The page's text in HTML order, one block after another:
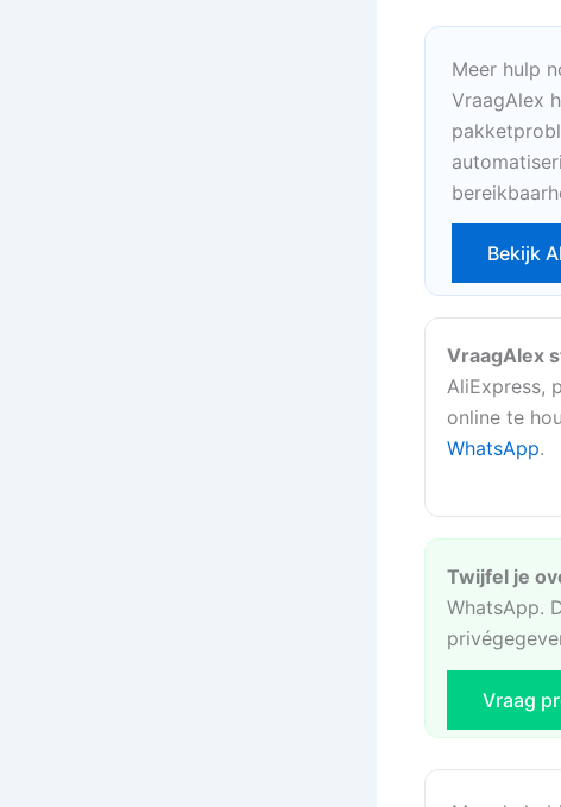
Meer hulp
VraagAlex
Bekijk
VraagAlex
AliExpress,
online te
WhatsApp.
Twijfel je
WhatsApp.
Vraag